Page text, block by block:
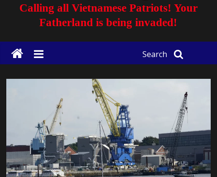
Calling all Vietnamese Patriots! Your
Fatherland is being invaded!
Search